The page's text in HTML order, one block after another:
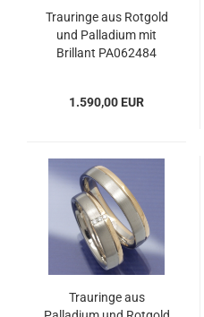
Trauringe aus Rotgold
und Palladium mit
Brillant PA062484
1.590,00 EUR
Trauringe aus